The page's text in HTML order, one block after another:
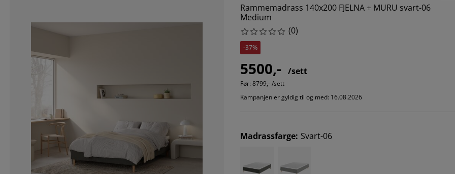
Rammemadrass 140x200 FJELNA + MURU svart-06
Medium
(0)
-37%
5500,- /sett
Før: 8799,- /sett
Kampanjen er gyldig til og med: 16.08.2026
Madrassfarge: Svart-06